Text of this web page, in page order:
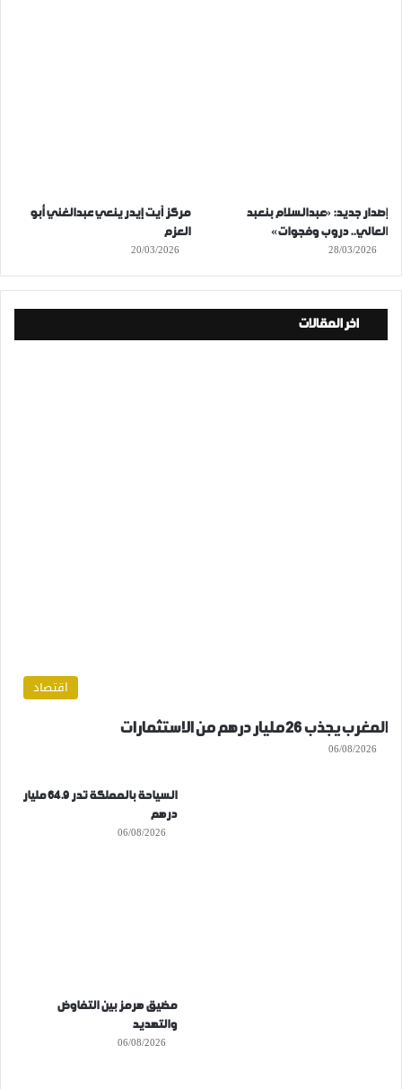
إصدار جديد: «عبدالسلام بنعبد
العالي.. دروب وفجوات»
28/03/2026
مركز آيت إيدر ينعي عبدالغني أبو
العزم
20/03/2026
اخر المقالات
اقتصاد
المغرب يجذب 26 مليار درهم من الاستثمارات
06/08/2026
السياحة بالمملكة تدر 64.9 مليار
درهم
06/08/2026
مضيق هرمز بين التفاوض
والتهديد
06/08/2026